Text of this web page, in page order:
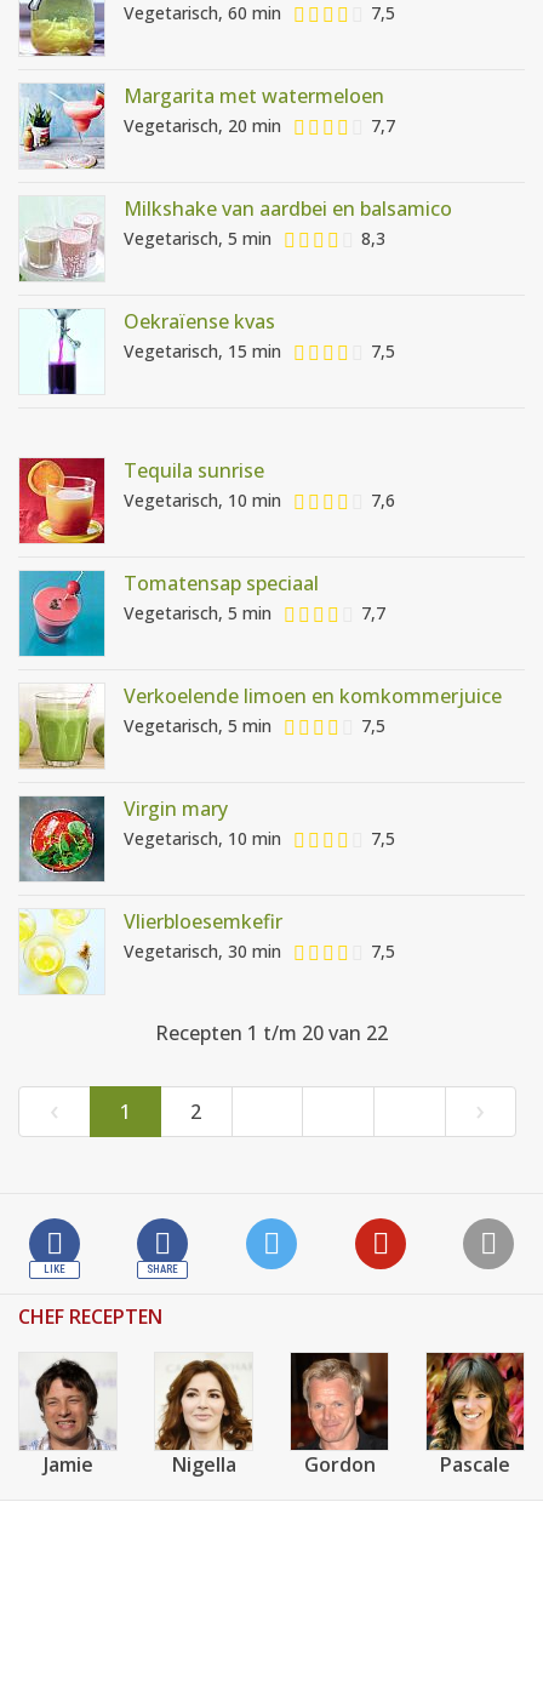
Vegetarisch, 60 min 7,5
Margarita met watermeloen
Vegetarisch, 20 min 7,7
Milkshake van aardbei en balsamico
Vegetarisch, 5 min 8,3
Oekraïense kvas
Vegetarisch, 15 min 7,5
Tequila sunrise
Vegetarisch, 10 min 7,6
Tomatensap speciaal
Vegetarisch, 5 min 7,7
Verkoelende limoen en komkommerjuice
Vegetarisch, 5 min 7,5
Virgin mary
Vegetarisch, 10 min 7,5
Vlierbloesemkefir
Vegetarisch, 30 min 7,5
Recepten 1 t/m 20 van 22
‹ 1 2 ›
CHEF RECEPTEN
Jamie Nigella Gordon Pascale